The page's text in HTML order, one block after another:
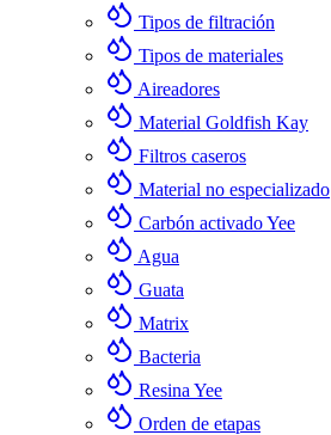
Tipos de filtración
Tipos de materiales
Aireadores
Material Goldfish Kay
Filtros caseros
Material no especializado
Carbón activado Yee
Agua
Guata
Matrix
Bacteria
Resina Yee
Orden de etapas